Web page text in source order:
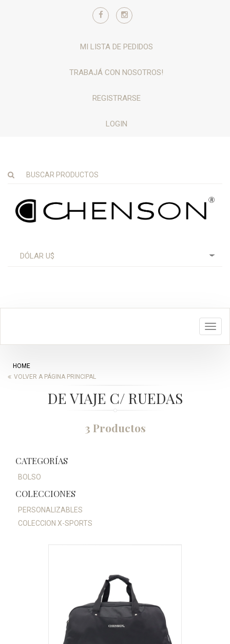
MI LISTA DE PEDIDOS
TRABAJÁ CON NOSOTROS!
REGISTRARSE
LOGIN
HOME
VOLVER A PÁGINA PRINCIPAL
DE VIAJE C/ RUEDAS
3 Productos
CATEGORÍAS
BOLSO
COLECCIONES
PERSONALIZABLES
COLECCION X-SPORTS